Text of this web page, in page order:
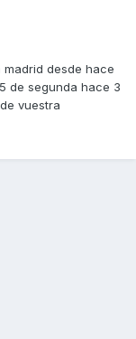
madrid desde hace
de segunda hace 3
vuestra